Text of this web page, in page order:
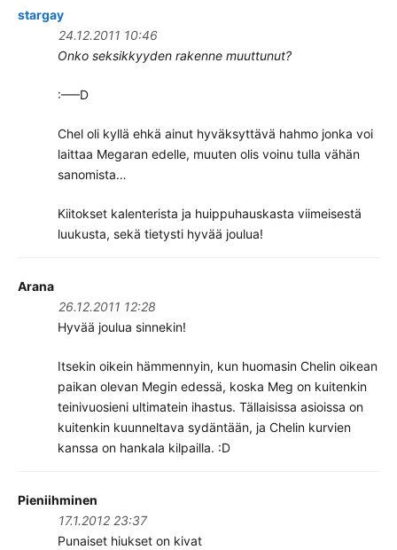
stargay
24.12.2011 10:46
Onko seksikkyyden rakenne muuttunut?
:—–D
Chel oli kyllä ehkä ainut hyväksyttävä hahmo jonka voi
laittaa Megaran edelle, muuten olis voinu tulla vähän
sanomista…
Kiitokset kalenterista ja huippuhauskasta viimeisestä
luukusta, sekä tietysti hyvää joulua!
Arana
26.12.2011 12:28
Hyvää joulua sinnekin!
Itsekin oikein hämmennyin, kun huomasin Chelin oikean
paikan olevan Megin edessä, koska Meg on kuitenkin
teinivuosieni ultimatein ihastus. Tällaisissa asioissa on
kuitenkin kuunneltava sydäntään, ja Chelin kurvien
kanssa on hankala kilpailla. :D
Pieniihminen
17.1.2012 23:37
Punaiset hiukset on kivat